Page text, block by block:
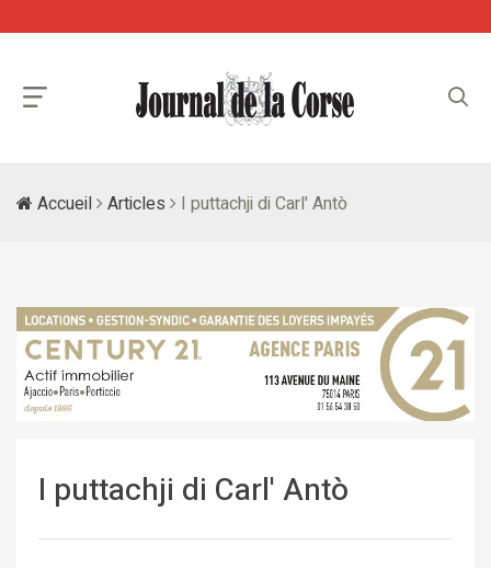
Accueil Articles I puttachji di Carl' Antò
I puttachji di Carl' Antò